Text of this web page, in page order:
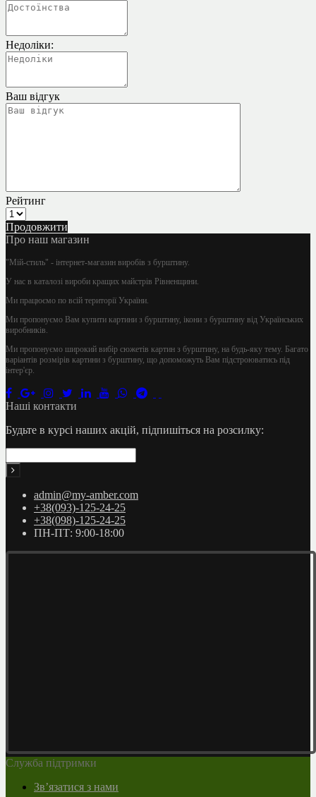
Недоліки:
Ваш відгук
Рейтинг
Продовжити
Про наш магазин
"Мій-стиль" - інтернет-магазин виробів з бурштину.
У нас в каталозі вироби кращих майстрів Рівненщини.
Ми працюємо по всій території України.
Ми пропонуємо Вам купити картини з бурштину, ікони з бурштину від Українських
виробників.
Ми пропонуємо широкий вибір сюжетів картин з бурштину, на будь-яку тему. Багато
варіантів розмірів картини з бурштину, що допоможуть Вам підстроюватись під
інтер'єр.
Наші контакти
Будьте в курсі наших акцій, підпишіться на розсилку:
admin@my-amber.com
+38(093)-125-24-25
+38(098)-125-24-25
ПН-ПТ: 9:00-18:00
Служба підтримки
Зв’язатися з нами